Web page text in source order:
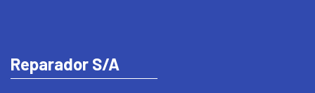
Reparador S/A